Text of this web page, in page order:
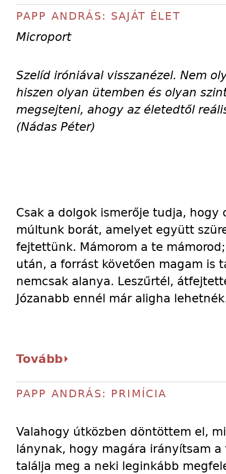
PAPP ANDRÁS: SAJÁT ÉLET
Microport
Szelíd iróniával visszanézel. Nem
hiszen olyan ütemben és olyan
megsejteni, ahogy az életedtől
(Nádas Péter)
Csak a dolgok ismerője tudja,
múltunk borát, amelyet együtt
fejtettünk. Mámorom a te
után, a forrást követően magam is
nemcsak alanya. Leszűrtél,
Józanabb ennél már aligha
Tovább
PAPP ANDRÁS: PRIMÍCIA
Valahogy útközben döntöttem el,
lánynak, hogy magára irányítsam
találja meg a neki leginkább